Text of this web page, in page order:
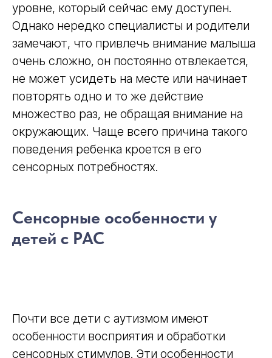
уровне, который сейчас ему доступен.
Однако нередко специалисты и родители
замечают, что привлечь внимание малыша
очень сложно, он постоянно отвлекается,
не может усидеть на месте или начинает
повторять одно и то же действие
множество раз, не обращая внимание на
окружающих. Чаще всего причина такого
поведения ребенка кроется в его
сенсорных потребностях.
Сенсорные особенности у
детей с РАС
Почти все дети с аутизмом имеют
особенности восприятия и обработки
сенсорных стимулов. Эти особенности
III Научно-практическая
конференция
11 - 13 августа
1000 первых дней: ранняя
помощь детям и их семьям
практику!
Подробнее